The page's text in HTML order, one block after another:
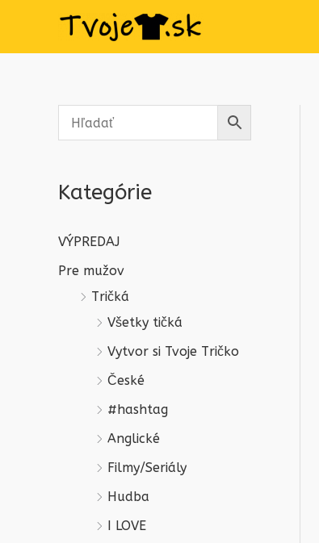
Kategórie
VÝPREDAJ
Pre mužov
Tričká
Všetky tičká
Vytvor si Tvoje Tričko
České
#hashtag
Anglické
Filmy/Seriály
Hudba
I LOVE